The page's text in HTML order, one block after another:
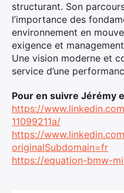
structurant. Son
l’importance des
environnement en
exigence et
Une vision moderne et
service d’une
Pour en suivre Jérémy
https://
11099211a/
https://
originalSubdomain=fr
https://equation-bmw-